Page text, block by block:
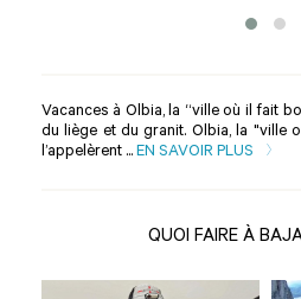
Vacances à Olbia, la “ville où il fait
du liège et du granit. Olbia, la "ville
l’appelèrent ... EN SAVOIR PLUS
QUOI FAIRE À